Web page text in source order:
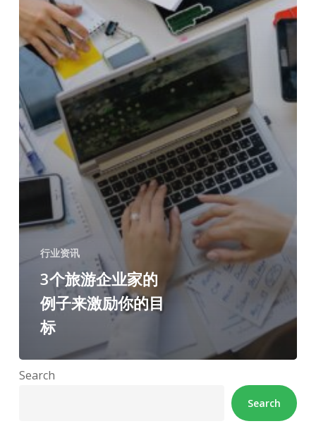
行业资讯
3个旅游企业家的
例子来激励你的目
标
Search
Search